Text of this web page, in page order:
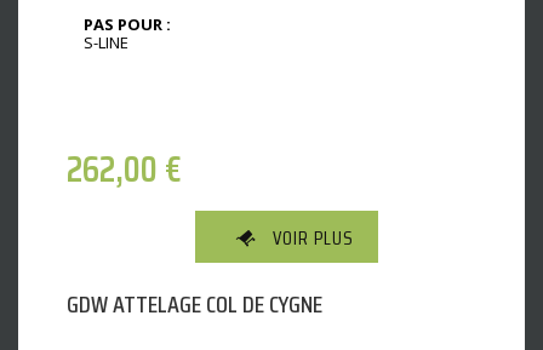
PAS POUR :
S-LINE
262,00€
VOIR PLUS
GDW ATTELAGE COL DE CYGNE